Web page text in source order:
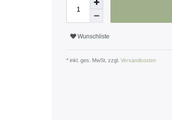
Wunschliste
* inkl. ges. MwSt. zzgl. Versandkosten